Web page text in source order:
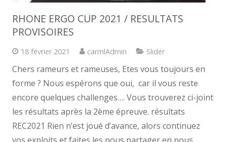
RHONE ERGO CUP 2021 / RESULTATS
PROVISOIRES
18 février 2021 carmlAdmin Slider
Chers rameurs et rameuses, Etes vous toujours en
forme ? Nous espérons que oui, car il vous reste
encore quelques challenges…. Vous trouverez ci-joint
les résultats après la 2ème épreuve. résultats
REC2021 Rien n’est joué d’avance, alors continuez